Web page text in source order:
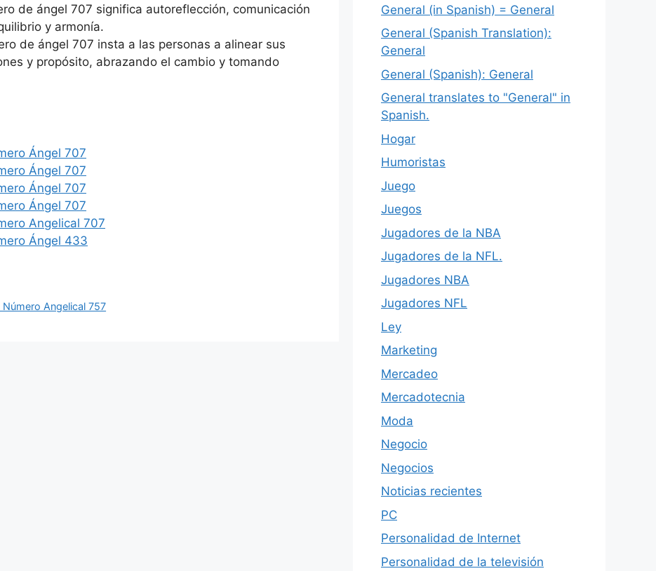
de ángel 707 significa autoreflección, comunicación
y armonía.
de ángel 707 insta a las personas a alinear sus
y propósito, abrazando el cambio y tomando
Ángel 707
Ángel 707
Ángel 707
Ángel 707
Angelical 707
Ángel 433
Angelical 757
General (in Spanish) = General
General (Spanish Translation):
General
General (Spanish): General
General translates to "General" in
Spanish.
Hogar
Humoristas
Juego
Juegos
Jugadores de la NBA
Jugadores de la NFL.
Jugadores NBA
Jugadores NFL
Ley
Marketing
Mercadeo
Mercadotecnia
Moda
Negocio
Negocios
Noticias recientes
PC
Personalidad de Internet
Personalidad de la televisión